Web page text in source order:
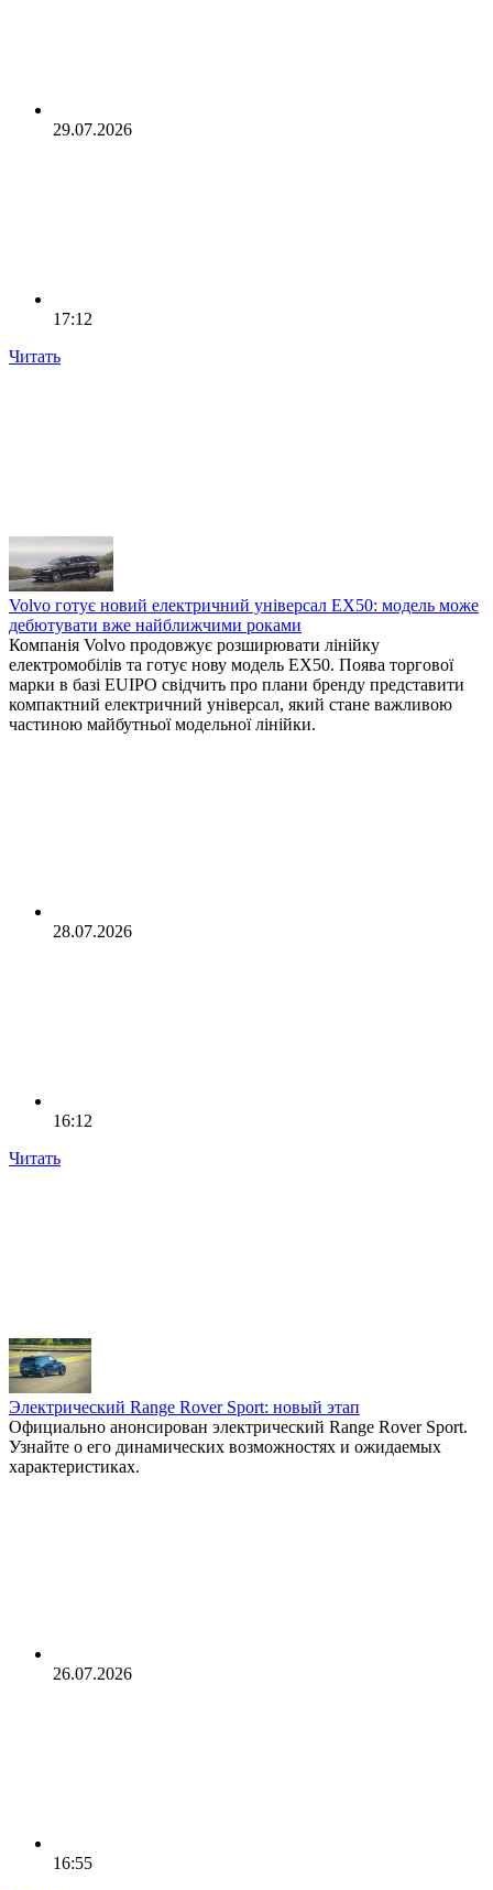
29.07.2026
17:12
Читать
Volvo готує новий електричний універсал EX50: модель може
дебютувати вже найближчими роками
Компанія Volvo продовжує розширювати лінійку
електромобілів та готує нову модель EX50. Поява торгової
марки в базі EUIPO свідчить про плани бренду представити
компактний електричний універсал, який стане важливою
частиною майбутньої модельної лінійки.
28.07.2026
16:12
Читать
Электрический Range Rover Sport: новый этап
Официально анонсирован электрический Range Rover Sport.
Узнайте о его динамических возможностях и ожидаемых
характеристиках.
26.07.2026
16:55